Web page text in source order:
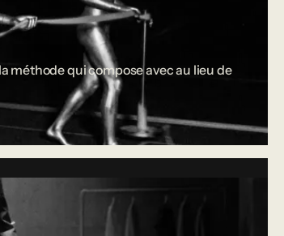
méthode qui compose avec au lieu de